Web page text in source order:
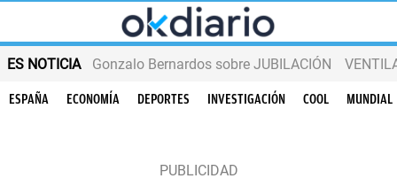
ES NOTICIA Gonzalo Bernardos sobre JUBILACIÓN
ESPAÑA ECONOMÍA DEPORTES INVESTIGACIÓN COOL MUNDIAL